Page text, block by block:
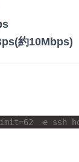
約10Mbps)
-e ssh